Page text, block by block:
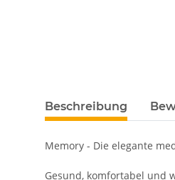
Beschreibung
Memory - Die elegante
Gesund, komfortabel und